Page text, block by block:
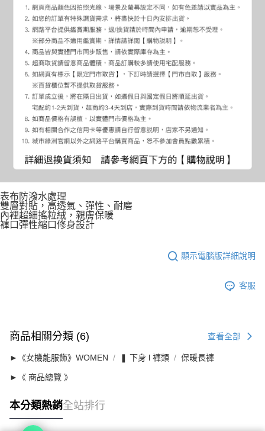
表布防潑水處理
雙層對貼，高透氣、彈性、耐磨
內裡超細搖粒絨，親膚保暖
褲口彈性縮口修身設計
顯示電腦版詳細說明
客服
商品相關分類 (6) 查看全部
►《女機能服飾》WOMEN ❚ 下身 l 褲類 保暖長褲
►《 商品總覽 》
本分類熱銷全站排行